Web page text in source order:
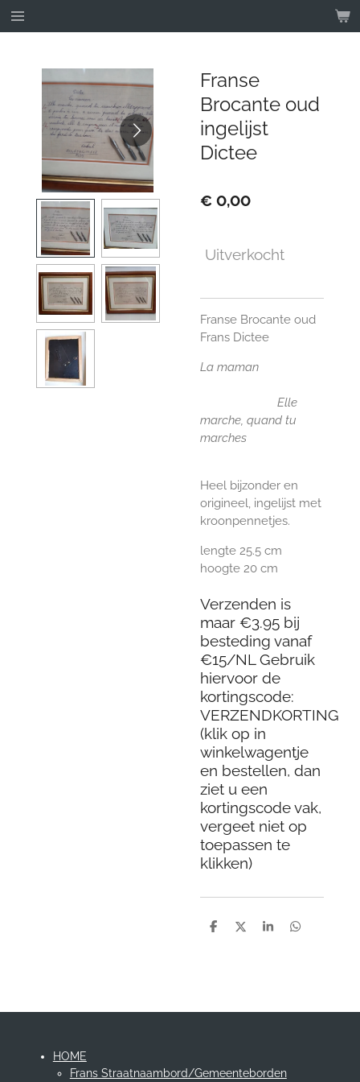
Ga
direct
hoofdinhoud
Franse
Brocante oud
ingelijst
Dictee
€ 0,00
Uitverkocht
Franse Brocante oud
Frans Dictee
La maman
Elle
marche, quand tu
marches
Heel bijzonder en
origineel, ingelijst met
kroonpennetjes.
lengte 25.5 cm
hoogte 20 cm
Verzenden is
maar €3.95 bij
besteding vanaf
€15/NL Gebruik
hiervoor de
kortingscode:
VERZENDKORTING
(klik op in
winkelwagentje
en bestellen, dan
ziet u een
kortingscode vak,
vergeet niet op
toepassen te
klikken)
D
D
S
D
HOME
Frans Straatnaambord/Gemeenteborden